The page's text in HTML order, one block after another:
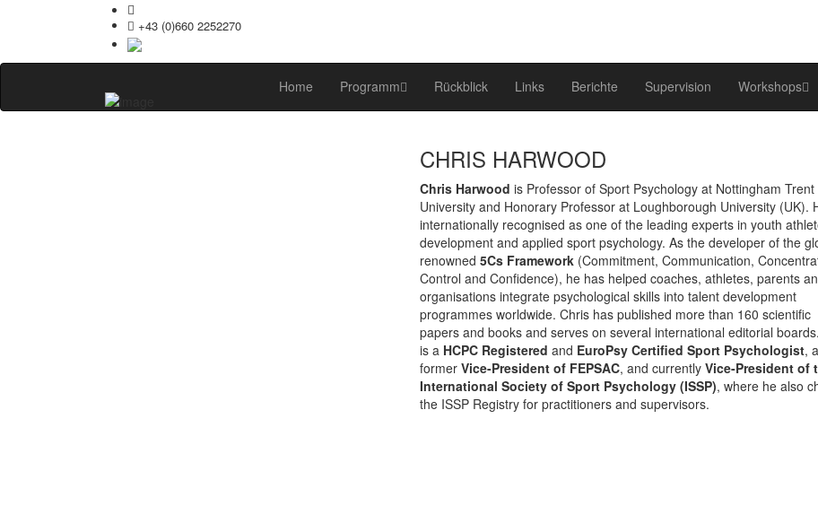
+43 (0)660 2252270
Home Programm Rückblick Links Berichte Supervision Workshops
CHRIS HARWOOD
Chris Harwood is Professor of Sport Psychology at Nottingham Trent
University and Honorary Professor at Loughborough University (UK).
internationally recognised as one of the leading experts in youth
development and applied sport psychology. As the developer of the
renowned 5Cs Framework(Commitment, Communication,
Control and Confidence), he has helped coaches, athletes, parents
organisations integrate psychological skills into talent development
programmes worldwide. Chris has published more than 160 scientific
papers and books and serves on several international editorial
is a HCPC Registered and EuroPsy Certified Sport Psychologist, a
former Vice-President of FEPSAC, and currently Vice-President of
International Society of Sport Psychology (ISSP), where he also
the ISSP Registry for practitioners and supervisors.